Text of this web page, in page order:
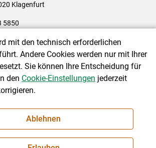
Klagenfurt
5850
|Datenschutzerklärung|Barrierefreiheit|
mit den technisch erforderlichen
Andere Cookies werden nur mit Ihrer
Sie können Ihre Entscheidung für
den Cookie-Einstellungen jederzeit
Ablehnen